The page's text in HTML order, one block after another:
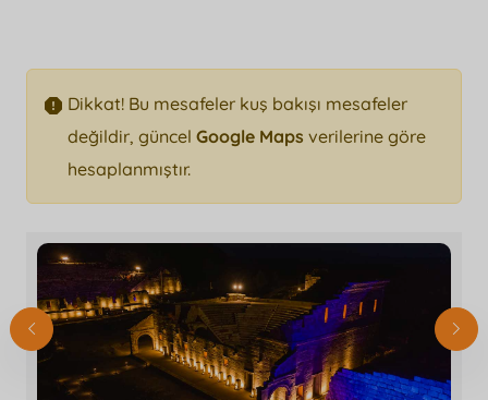
Dikkat! Bu mesafeler kuş bakışı mesafeler
değildir, güncel Google Maps verilerine göre
hesaplanmıştır.